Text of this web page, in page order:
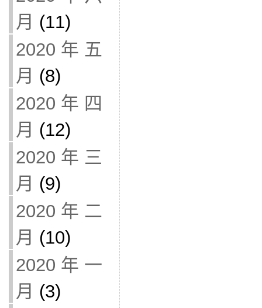
月 (11)
2020 年 五
月 (8)
2020 年 四
月 (12)
2020 年 三
月 (9)
2020 年 二
月 (10)
2020 年 一
月 (3)